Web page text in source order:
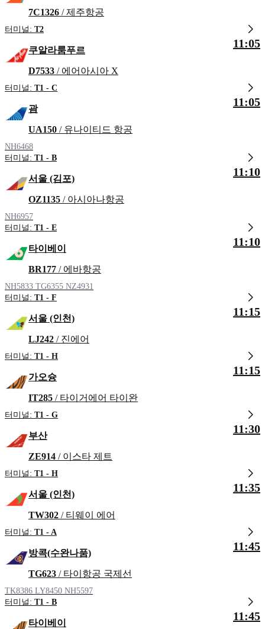
7C1326 / 제주항공
터미널: T2
쿠알라룸푸르
D7533 / 에어아시아 X
터미널: T1 - C
11:05
괌
UA150 / 유나이티드 항공
NH6468
터미널: T1 - B
11:05
서울 (김포)
OZ1135 / 아시아나항공
NH6957
터미널: T1 - E
11:10
타이베이
BR177 / 에바항공
NH5833 TG6355 NZ4931
터미널: T1 - F
11:10
서울 (인천)
LJ242 / 진에어
터미널: T1 - H
11:15
가오슝
IT285 / 타이거에어 타이완
터미널: T1 - G
11:15
부산
ZE914 / 이스타 제트
터미널: T1 - H
11:30
서울 (인천)
TW302 / 티웨이 에어
터미널: T1 - A
11:35
방콕(수완나품)
TG623 / 타이항공 국제선
TK8386 LY8450 NH5597
터미널: T1 - B
11:45
타이베이
11:45